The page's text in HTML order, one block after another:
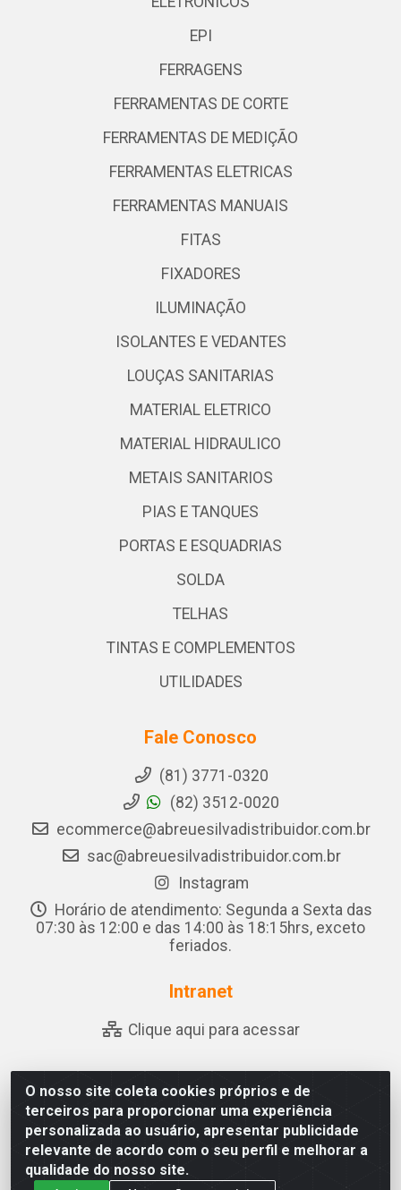
O nosso site coleta cookies próprios e de
terceiros para proporcionar uma experiência
personalizada ao usuário, apresentar publicidade
relevante de acordo com o seu perfil e melhorar a
qualidade do nosso site.
EPI
FERRAGENS
FERRAMENTAS DE CORTE
FERRAMENTAS DE MEDIÇÃO
FERRAMENTAS ELETRICAS
FERRAMENTAS MANUAIS
FITAS
FIXADORES
ILUMINAÇÃO
ISOLANTES E VEDANTES
LOUÇAS SANITARIAS
MATERIAL ELETRICO
MATERIAL HIDRAULICO
METAIS SANITARIOS
PIAS E TANQUES
PORTAS E ESQUADRIAS
SOLDA
TELHAS
TINTAS E COMPLEMENTOS
UTILIDADES
Fale Conosco
(81) 3771-0320
(82) 3512-0020
ecommerce@abreuesilvadistribuidor.com.br
sac@abreuesilvadistribuidor.com.br
Instagram
Horário de atendimento: Segunda a Sexta das
07:30 às 12:00 e das 14:00 às 18:15hrs, exceto
feriados.
Intranet
Clique aqui para acessar
Abreu & Silva - Rua Padre Jose de Souza Leite, 265 - Ariado,
Olho D'Água das Flores/AL - CEP 57.442-000 - CNPJ
04.790.656/0001-06